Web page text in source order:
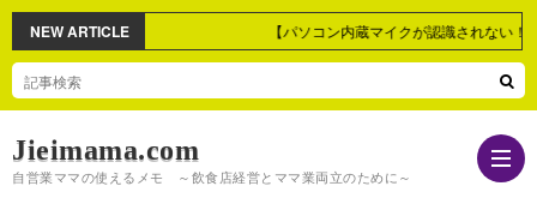
Jieimama.com
自営業ママの使えるメモ ～飲食店経営とママ業両立のために～
NEW ARTICLE 【パソコン内蔵マイクが認識されない！】